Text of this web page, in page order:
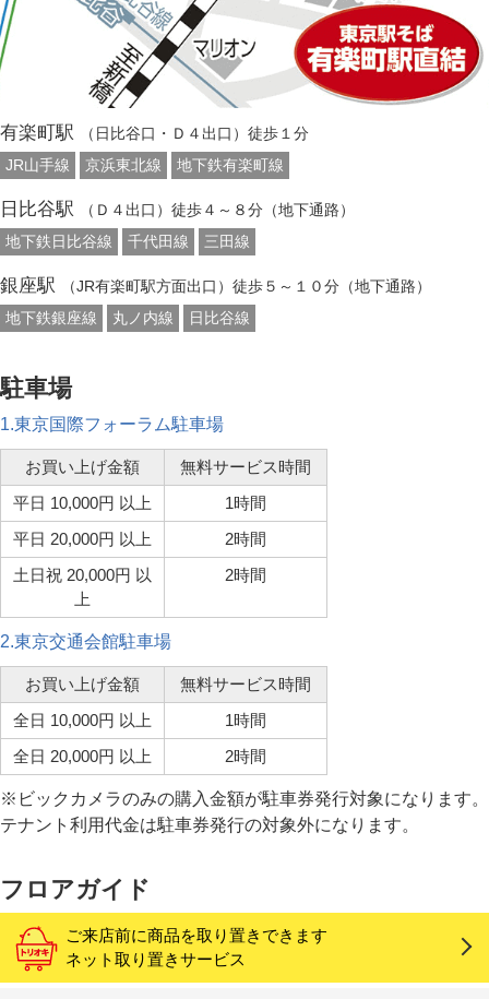
有楽町駅
（日比谷口・Ｄ４出口）徒歩１分
JR山手線
京浜東北線 地下鉄有楽町線
日比谷駅
（Ｄ４出口）徒歩４～８分（地下通路）
地下鉄日比谷線
千代田線 三田線
銀座駅
（JR有楽町駅方面出口）徒歩５～１０分（地下通路）
地下鉄銀座線
丸ノ内線 日比谷線
駐車場
1.東京国際フォーラム駐車場
お買い上げ金額
無料サービス時間
平日 10,000円 以上
1時間
平日 20,000円 以上
2時間
土日祝 20,000円 以
上
2時間
2.東京交通会館駐車場
お買い上げ金額
無料サービス時間
全日 10,000円 以上
1時間
全日 20,000円 以上
2時間
※ビックカメラのみの購入金額が駐車券発行対象になります。
テナント利用代金は駐車券発行の対象外になります。
フロアガイド
ご来店前に商品を取り置きできます
ネット取り置きサービス